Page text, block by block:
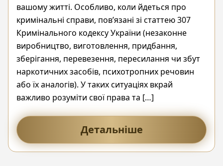
вашому житті. Особливо, коли йдеться про
кримінальні справи, пов’язані зі статтею 307
Кримінального кодексу України (незаконне
виробництво, виготовлення, придбання,
зберігання, перевезення, пересилання чи збут
наркотичних засобів, психотропних речовин
або їх аналогів). У таких ситуаціях вкрай
важливо розуміти свої права та […]
Детальніше